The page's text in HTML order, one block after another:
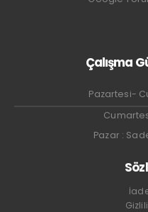
Çalışma
Pazartesi-
Pazar :